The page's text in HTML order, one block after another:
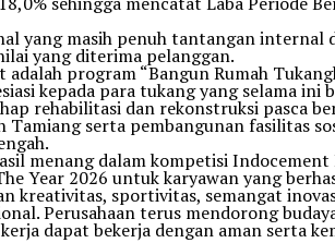
yang masih penuh tantangan internal
yang diterima pelanggan.
program “Bangun Rumah
kepada para tukang yang selama ini
rehabilitasi dan rekonstruksi pasca
serta pembangunan fasilitas
menang dalam kompetisi
Year 2026 untuk karyawan yang
kreativitas, sportivitas, semangat
Perusahaan terus mendorong
dapat bekerja dengan aman serta